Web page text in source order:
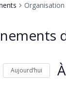
Organisation
Aujourd’hui